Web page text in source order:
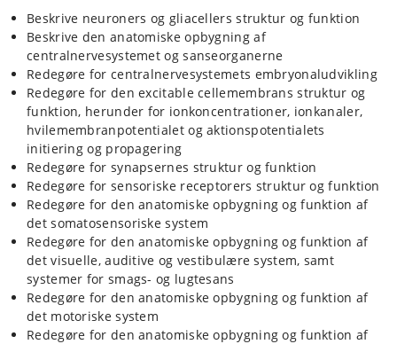
Beskrive neuroners og gliacellers struktur og funktion
Beskrive den anatomiske opbygning af
centralnervesystemet og sanseorganerne
Redegøre for centralnervesystemets embryonaludvikling
Redegøre for den excitable cellemembrans struktur og
funktion, herunder for ionkoncentrationer, ionkanaler,
hvilemembranpotentialet og aktionspotentialets
initiering og propagering
Redegøre for synapsernes struktur og funktion
Redegøre for sensoriske receptorers struktur og funktion
Redegøre for den anatomiske opbygning og funktion af
det somatosensoriske system
Redegøre for den anatomiske opbygning og funktion af
det visuelle, auditive og vestibulære system, samt
systemer for smags- og lugtesans
Redegøre for den anatomiske opbygning og funktion af
det motoriske system
Redegøre for den anatomiske opbygning og funktion af